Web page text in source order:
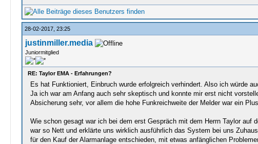
28-02-2017, 23:25
justinmiller.media
Juniormitglied
RE: Taylor EMA - Erfahrungen?
Es hat Funktioniert, Einbruch wurde erfolgreich verhindert. Also ich würde
Ja ich war am Anfang auch sehr skeptisch und konnte mir erst nicht
Absicherung sehr, vor allem die hohe Funkreichweite der Melder war ein
Wie schon gesagt war ich bei dem erst Gespräch mit dem Herrn Taylor
war so Nett und erklärte uns wirklich ausführlich das System bei uns
für den Kauf der Alarmanlage entschieden, mit etwas anfänglichen